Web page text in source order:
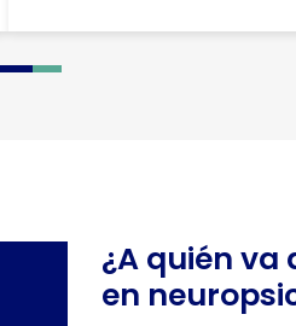
1 2
¿A quién va
en